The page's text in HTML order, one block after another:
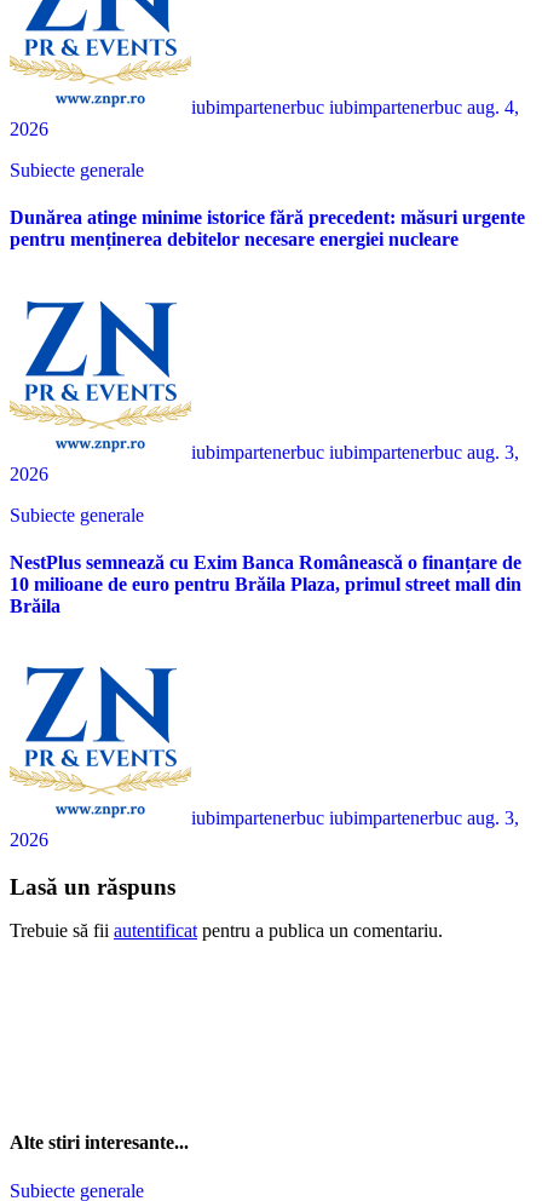
iubimpartenerbuc iubimpartenerbuc aug. 4,
2026
Subiecte generale
Dunărea atinge minime istorice fără precedent: măsuri urgente
pentru menținerea debitelor necesare energiei nucleare
iubimpartenerbuc iubimpartenerbuc aug. 3,
2026
Subiecte generale
NestPlus semnează cu Exim Banca Românească o finanțare de
10 milioane de euro pentru Brăila Plaza, primul street mall din
Brăila
iubimpartenerbuc iubimpartenerbuc aug. 3,
2026
Lasă un răspuns
Trebuie să fii autentificat pentru a publica un comentariu.
Alte stiri interesante...
Subiecte generale